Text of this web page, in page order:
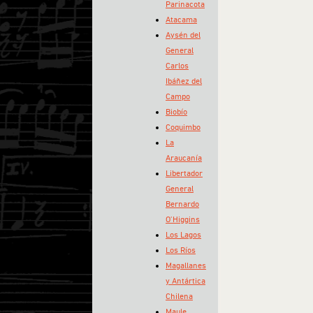
Parinacota
Atacama
Aysén del
General
Carlos
Ibáñez del
Campo
Biobío
Coquimbo
La
Araucanía
Libertador
General
Bernardo
O’Higgins
Los Lagos
Los Ríos
Magallanes
y Antártica
Chilena